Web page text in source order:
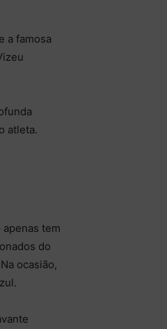
a famosa
atleta.
tem
do
ocasião,